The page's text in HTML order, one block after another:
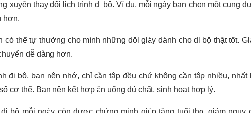
xuyên thay đổi lịch trình đi bộ. Ví dụ, mỗi ngày bạn chọn một cung
hơn.
có thể tự thưởng cho mình những đôi giày dành cho đi bộ thật tốt.
dễ dàng hơn.
đi bộ, bạn nên nhớ, chỉ cần tập đều chứ không cần tập nhiều,
cơ thể. Bạn nên kết hợp ăn uống đủ chất, sinh hoạt hợp lý.
bộ mỗi ngày còn được chứng minh giúp tăng tuổi thọ, giảm nguy